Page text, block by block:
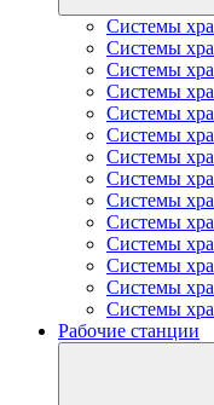
Системы
Системы
Системы
Системы
Системы
Системы
Системы
Системы
Системы
Системы
Системы
Системы
Системы
Системы
Рабочие станции